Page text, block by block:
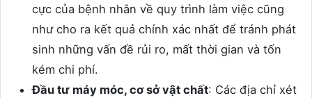
cực của bệnh nhân về quy trình làm việc cũng
như cho ra kết quả chính xác nhất để tránh phát
sinh những vấn đề rủi ro, mất thời gian và tốn
kém chi phí.
Đầu tư máy móc, cơ sở vật chất: Các địa chỉ xét